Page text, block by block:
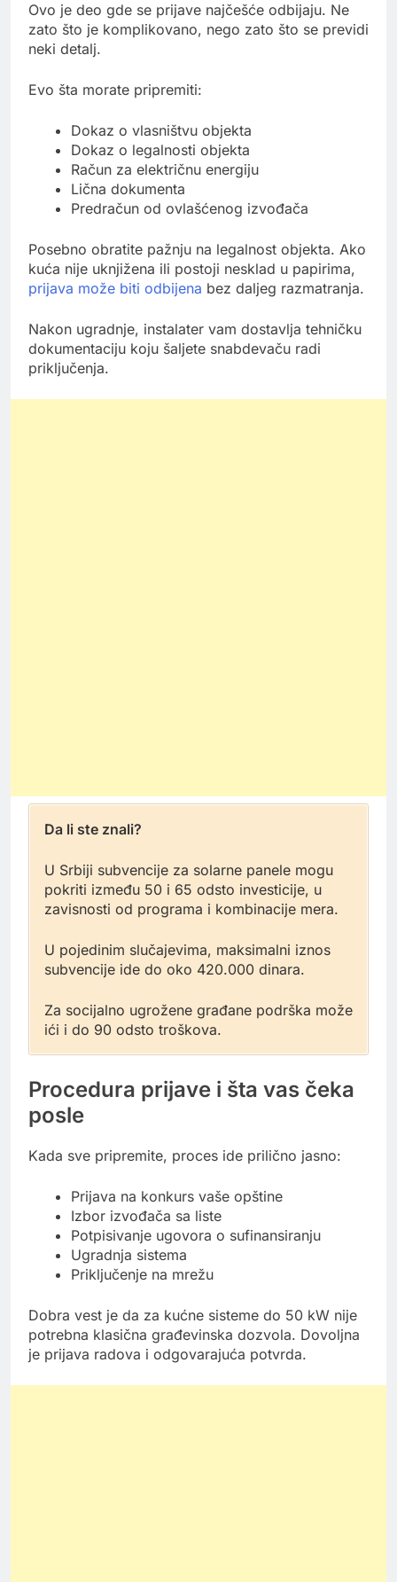
Ovo je deo gde se prijave najčešće odbijaju. Ne
zato što je komplikovano, nego zato što se previdi
neki detalj.
Evo šta morate pripremiti:
Dokaz o vlasništvu objekta
Dokaz o legalnosti objekta
Račun za električnu energiju
Lična dokumenta
Predračun od ovlašćenog izvođača
Posebno obratite pažnju na legalnost objekta. Ako
kuća nije uknjižena ili postoji nesklad u papirima,
prijava može biti odbijena bez daljeg razmatranja.
Nakon ugradnje, instalater vam dostavlja tehničku
dokumentaciju koju šaljete snabdevaču radi
priključenja.
Da li ste znali?
U Srbiji subvencije za solarne panele mogu
pokriti između 50 i 65 odsto investicije, u
zavisnosti od programa i kombinacije mera.
U pojedinim slučajevima, maksimalni iznos
subvencije ide do oko 420.000 dinara.
Za socijalno ugrožene građane podrška može
ići i do 90 odsto troškova.
Procedura prijave i šta vas čeka
posle
Kada sve pripremite, proces ide prilično jasno:
Prijava na konkurs vaše opštine
Izbor izvođača sa liste
Potpisivanje ugovora o sufinansiranju
Ugradnja sistema
Priključenje na mrežu
Dobra vest je da za kućne sisteme do 50 kW nije
potrebna klasična građevinska dozvola. Dovoljna
je prijava radova i odgovarajuća potvrda.